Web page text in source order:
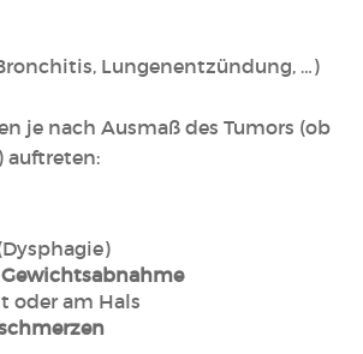
Lungenentzündung, …)
je nach Ausmaß des Tumors (ob
auftreten:
Gewichtsabnahme
oder am Hals